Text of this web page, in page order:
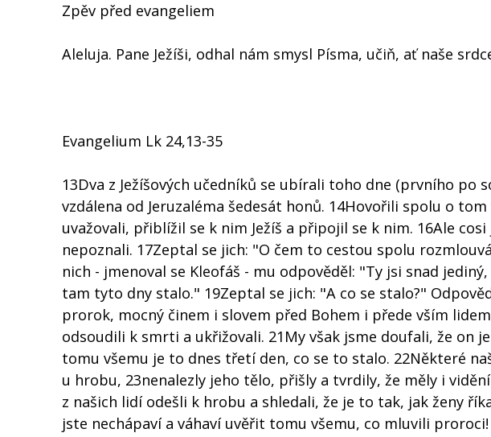
Zpěv před evangeliem
Aleluja. Pane Ježíši, odhal nám smysl Písma, učiň, ať naše
Evangelium Lk 24,13-35
13Dva z Ježíšových učedníků se ubírali toho dne (prvního po
vzdálena od Jeruzaléma šedesát honů. 14Hovořili spolu o
uvažovali, přiblížil se k nim Ježíš a připojil se k nim. 16Ale
nepoznali. 17Zeptal se jich: "O čem to cestou spolu
nich - jmenoval se Kleofáš - mu odpověděl: "Ty jsi snad
tam tyto dny stalo." 19Zeptal se jich: "A co se stalo?"
prorok, mocný činem i slovem před Bohem i přede vším
odsoudili k smrti a ukřižovali. 21My však jsme doufali, že on
tomu všemu je to dnes třetí den, co se to stalo. 22Některé
u hrobu, 23nenalezly jeho tělo, přišly a tvrdily, že měly i
z našich lidí odešli k hrobu a shledali, že je to tak, jak ženy
jste nechápaví a váhaví uvěřit tomu všemu, co mluvili